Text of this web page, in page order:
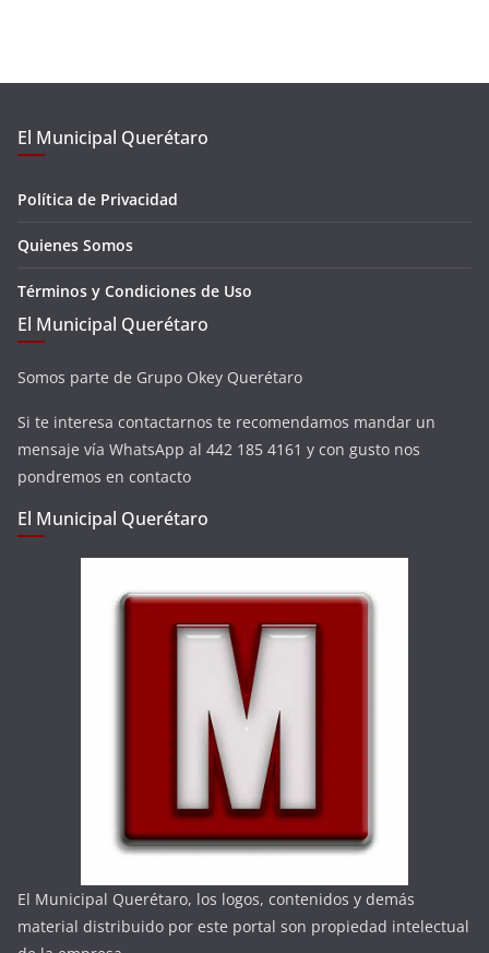
El Municipal Querétaro
Política de Privacidad
Quienes Somos
Términos y Condiciones de Uso
El Municipal Querétaro
Somos parte de Grupo Okey Querétaro
Si te interesa contactarnos te recomendamos mandar un
mensaje vía WhatsApp al 442 185 4161 y con gusto nos
pondremos en contacto
El Municipal Querétaro
El Municipal Querétaro, los logos, contenidos y demás
material distribuido por este portal son propiedad intelectual